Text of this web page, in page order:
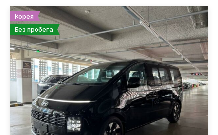
Корея
Без пробега